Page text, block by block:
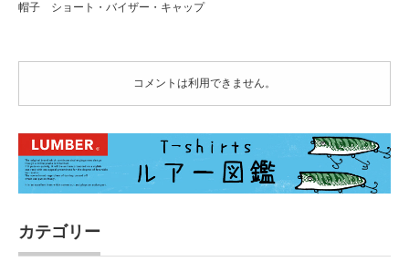
帽子 ショート・バイザー・キャップ
コメントは利用できません。
カテゴリー